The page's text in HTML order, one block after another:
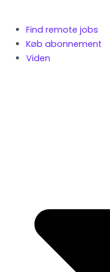
Find remote jobs
Køb abonnement
Viden